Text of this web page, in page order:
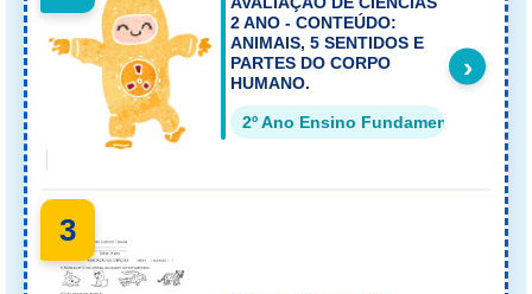
2 ANO - CONTEÚDO:
ANIMAIS, 5 SENTIDOS E
PARTES DO CORPO
HUMANO.
2º Ano Ensino Fundamental
›
3